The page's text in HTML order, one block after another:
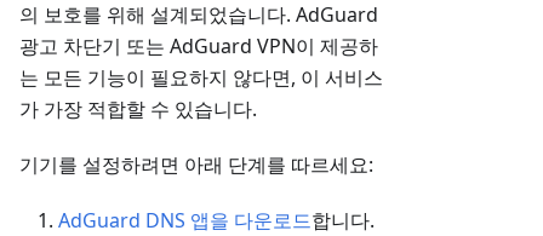
의 보호를 위해 설계되었습니다. AdGuard
광고 차단기 또는 AdGuard VPN이 제공하
는 모든 기능이 필요하지 않다면, 이 서비스
가 가장 적합할 수 있습니다.
기기를 설정하려면 아래 단계를 따르세요:
AdGuard DNS 앱을 다운로드합니다.